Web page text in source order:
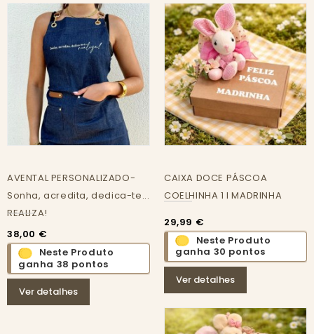
AVENTAL PERSONALIZADO-
Sonha, acredita, dedica-te...
REALIZA!
38,00 €
Neste Produto
ganha 38 pontos
Ver detalhes
CAIXA DOCE PÁSCOA
COELHINHA 1 I MADRINHA
29,99 €
Neste Produto
ganha 30 pontos
Ver detalhes